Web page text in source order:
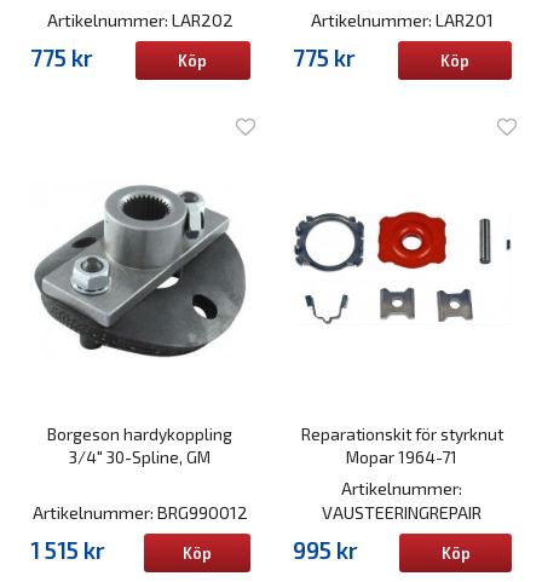
Artikelnummer: LAR202
775 kr Köp
Artikelnummer: LAR201
775 kr Köp
Borgeson hardykoppling
3/4" 30-Spline, GM
Artikelnummer: BRG990012
1 515 kr Köp
Reparationskit för styrknut
Mopar 1964-71
Artikelnummer:
VAUSTEERINGREPAIR
995 kr Köp